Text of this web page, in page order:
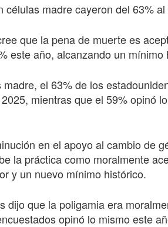
madre cayeron del 63% al
que la pena de muerte es
este año, alcanzando un mínimo
el 63% de los
mientras que el 59% opinó
en el apoyo al cambio de
la práctica como moralmente
y un nuevo mínimo histórico.
dijo que la poligamia era
opinó lo mismo este